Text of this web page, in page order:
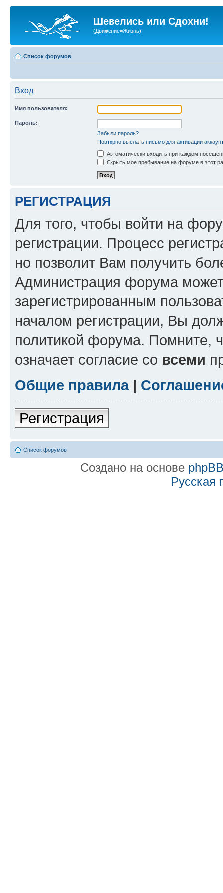
Шевелись или Сдохни!
(Движение=Жизнь)
Список форумов
Вход
Имя пользователя:
Пароль:
Забыли пароль?
Повторно выслать письмо для активации
Автоматически входить при каждом
Скрыть мое пребывание на форуме в этот
РЕГИСТРАЦИЯ
Для того, чтобы войти на
регистрации. Процесс
но позволит Вам получить
Администрация форума может
зарегистрированным
началом регистрации, Вы
политикой форума. Помните,
означает согласие со всеми
Общие правила|
Регистрация
Список форумов
Создано на основе phpBB
Русская